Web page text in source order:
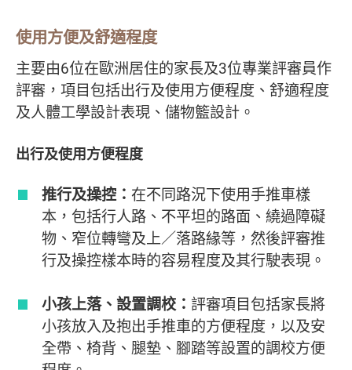
使用方便及舒適程度
主要由6位在歐洲居住的家長及3位專業評審員作
評審，項目包括出行及使用方便程度、舒適程度
及人體工學設計表現、儲物籃設計。
出行及使用方便程度
推行及操控：在不同路況下使用手推車樣
本，包括行人路、不平坦的路面、繞過障礙
物、窄位轉彎及上／落路緣等，然後評審推
行及操控樣本時的容易程度及其行駛表現。
小孩上落、設置調校： 評審項目包括家長將
小孩放入及抱出手推車的方便程度，以及安
全帶、椅背、腿墊、腳踏等設置的調校方便